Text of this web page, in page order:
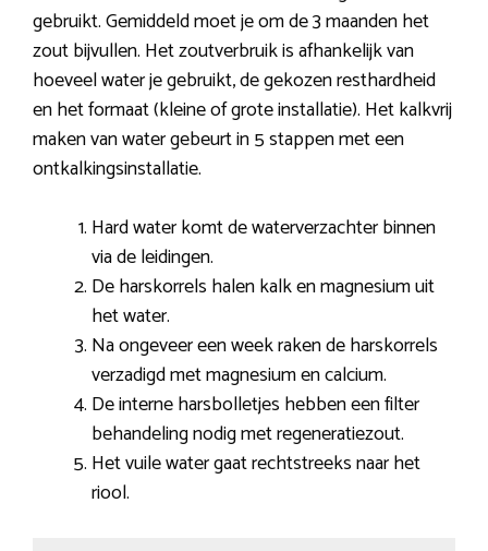
gebruikt. Gemiddeld moet je om de 3 maanden het
zout bijvullen. Het zoutverbruik is afhankelijk van
hoeveel water je gebruikt, de gekozen resthardheid
en het formaat (kleine of grote installatie). Het kalkvrij
maken van water gebeurt in 5 stappen met een
ontkalkingsinstallatie.
Hard water komt de waterverzachter binnen
via de leidingen.
De harskorrels halen kalk en magnesium uit
het water.
Na ongeveer een week raken de harskorrels
verzadigd met magnesium en calcium.
De interne harsbolletjes hebben een filter
behandeling nodig met regeneratiezout.
Het vuile water gaat rechtstreeks naar het
riool.